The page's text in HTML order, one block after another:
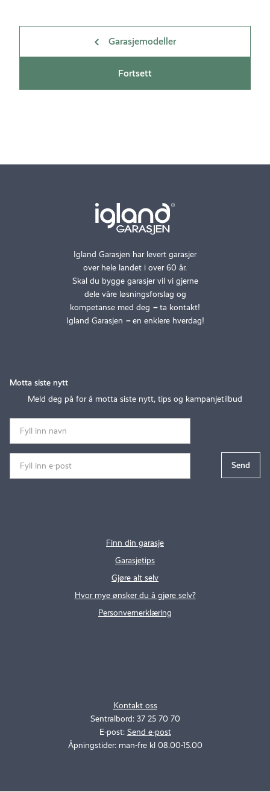
Garasjemodeller
Igland Garasjen har levert garasjer
over hele landet i over 60 år.
Skal du bygge garasjer vil vi gjerne
dele våre løsningsforslag og
kompetanse med deg –ta kontakt!
Igland Garasjen –en enklere hverdag!
Kontakt oss
Sentralbord: 37 25 70 70
E-post: Send e-post
Åpningstider: man-fre kl 08.00-15.00
Finn din garasje
Garasjetips
Gjøre alt selv
Hvor mye ønsker du å gjøre selv?
Personvernerklæring
Motta siste nytt
Meld deg på for å motta siste nytt, tips og kampanjetilbud